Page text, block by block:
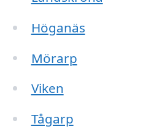
Höganäs
Mörarp
Viken
Tågarp